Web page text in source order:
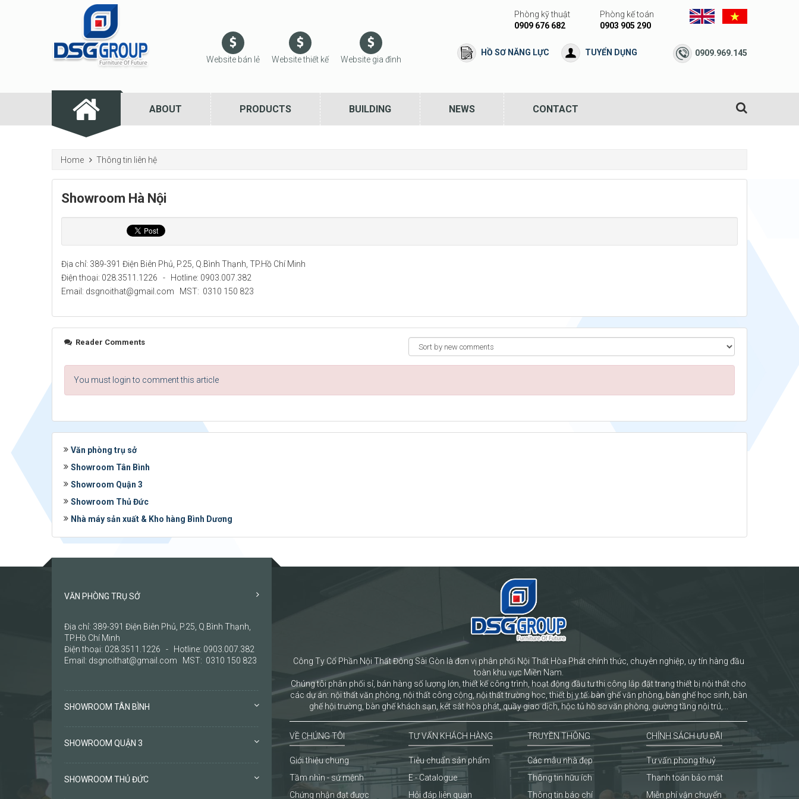
Phòng kỹ thuật
0909 676 682
Phòng kế toán
0903 905 290
0909.969.145
HỒ SƠ NĂNG LỰC TUYỂN DỤNG
Website bán lẻ Website thiết kế Website gia đình
ABOUT PRODUCTS BUILDING NEWS CONTACT
Home Thông tin liên hệ
Showroom Hà Nội
Địa chỉ: 389-391 Điện Biên Phủ, P.25, Q.Bình Thạnh, TP.Hồ Chí Minh
Điện thoại: 028.3511.1226 - Hotline: 0903.007.382
Email: dsgnoithat@gmail.com MST: 0310 150 823
Reader Comments
You must login to comment this article
Văn phòng trụ sở
Showroom Tân Bình
Showroom Quận 3
Showroom Thủ Đức
Nhà máy sản xuất & Kho hàng Bình Dương
VĂN PHÒNG TRỤ SỞ
Địa chỉ: 389-391 Điện Biên Phủ, P.25, Q.Bình Thạnh,
TP.Hồ Chí Minh
Điện thoại: 028.3511.1226 - Hotline: 0903.007.382
Email: dsgnoithat@gmail.com MST: 0310 150 823
SHOWROOM TÂN BÌNH
SHOWROOM QUẬN 3
SHOWROOM THỦ ĐỨC
Công Ty Cổ Phần Nội Thất Đông Sài Gòn là đơn vị phân phối Nội Thất Hòa Phát chính thức, chuyên nghiệp, uy tín hàng đầu
toàn khu vực Miền Nam.
Chúng tôi phân phối sỉ, bán hàng số lượng lớn, thiết kế công trình, hoạt động đầu tư thi công lắp đặt trang thiết bị nội thất cho
các dự án: nội thất văn phòng, nội thất công cộng, nội thất trường học, thiết bị y tế: bàn ghế văn phòng, bàn ghế học sinh, bàn
ghế hội trường, bàn ghế khách sạn, két sắt hòa phát, quầy giao dịch, hộc tủ hồ sơ văn phòng, giường tầng nội trú,...
VỀ CHÚNG TÔI
Giới thiệu chung
Tầm nhìn - sứ mệnh
Chứng nhận đạt được
TƯ VẤN KHÁCH HÀNG
Tiêu chuẩn sản phẩm
E - Catalogue
Hỏi đáp liên quan
TRUYỀN THÔNG
Các mẫu nhà đẹp
Thông tin hữu ích
Thông tin báo chí
CHÍNH SÁCH ƯU ĐÃI
Tư vấn phong thuỷ
Thanh toán bảo mật
Miễn phí vận chuyển